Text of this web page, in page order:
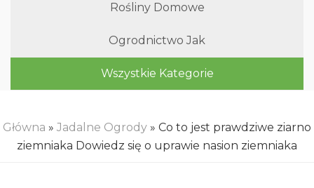
Rośliny Domowe
Ogrodnictwo Jak
Wszystkie Kategorie
Główna » Jadalne Ogrody » Co to jest prawdziwe ziarno
ziemniaka Dowiedz się o uprawie nasion ziemniaka